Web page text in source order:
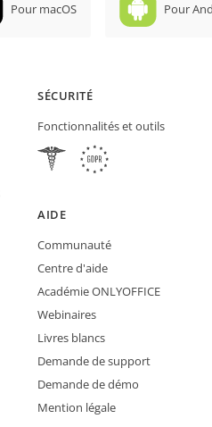
Pour macOS Pour
SÉCURITÉ
Fonctionnalités et outils
AIDE
Communauté
Centre d'aide
Académie ONLYOFFICE
Webinaires
Livres blancs
Demande de support
Demande de démo
Mention légale